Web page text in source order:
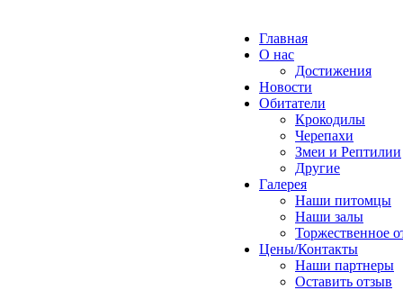
Главная
О нас
Достижения
Новости
Обитатели
Крокодилы
Черепахи
Змеи и Рептилии
Другие
Галерея
Наши питомцы
Наши залы
Торжественное
Цены/Контакты
Наши партнеры
Оставить отзыв